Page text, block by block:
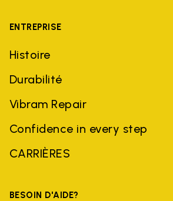
ENTREPRISE
Histoire
Durabilité
Vibram Repair
Confidence in every step
CARRIÈRES
BESOIN D'AIDE?